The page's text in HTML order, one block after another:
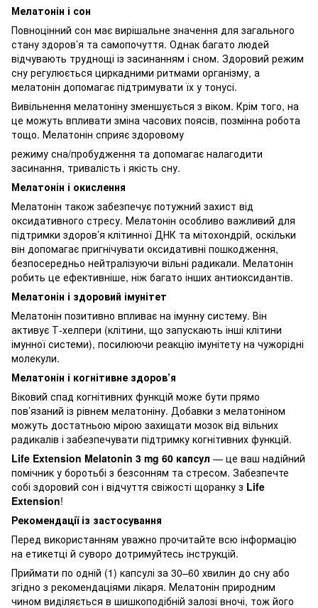
Мелатонін і сон
Повноцінний сон має вирішальне значення для загального
стану здоров’я та самопочуття. Однак багато людей
відчувають труднощі із засинанням і сном. Здоровий режим
сну регулюється циркадними ритмами організму, а
мелатонін допомагає підтримувати їх у тонусі.
Вивільнення мелатоніну зменшується з віком. Крім того, на
це можуть впливати зміна часових поясів, позмінна робота
тощо. Мелатонін сприяє здоровому
режиму сна/пробудження та допомагає налагодити
засинання, тривалість і якість сну.
Мелатонін і окислення
Мелатонін також забезпечує потужний захист від
оксидативного стресу. Мелатонін особливо важливий для
підтримки здоров’я клітинної ДНК та мітохондрій, оскільки
він допомагає пригнічувати оксидативні пошкодження,
безпосередньо нейтралізуючи вільні радикали. Мелатонін
робить це ефективніше, ніж багато інших антиоксидантів.
Мелатонін і здоровий імунітет
Мелатонін позитивно впливає на імунну систему. Він
активує Т-хелпери (клітини, що запускають інші клітини
імунної системи), посилюючи реакцію імунітету на чужорідні
молекули.
Мелатонін і когнітивне здоров’я
Віковий спад когнітивних функцій може бути прямо
пов’язаний із рівнем мелатоніну. Добавки з мелатоніном
можуть достатньою мірою захищати мозок від вільних
радикалів і забезпечувати підтримку когнітивних функцій.
Life Extension Melatonin 3 mg 60 капсул — це ваш надійний
помічник у боротьбі з безсонням та стресом. Забезпечте
собі здоровий сон і відчуття свіжості щоранку з Life
Extension!
Рекомендації із застосування
Перед використанням уважно прочитайте всю інформацію
на етикетці й суворо дотримуйтесь інструкцій.
Приймати по одній (1) капсулі за 30–60 хвилин до сну або
згідно з рекомендаціями лікаря. Мелатонін природним
чином виділяється в шишкоподібній залозі вночі, тож його